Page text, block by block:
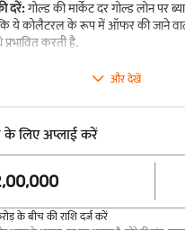
इंश्योरेंस
बीमा हमारी कस्टडी में होने पर आपकी
कवर करता है.
का विकल्प चुन सकते हैं. कृपया ध्यान दें
प्रोसेस
के लिए ऑनलाइन अप्लाई करें. जब आप
जाएंगे, तो हमारे ग्राहक प्रतिनिधि आपकी
दरें:गोल्ड की मार्केट दर गोल्ड लोन पर
ये कोलैटरल के रूप में ऑफर की जाने
करती है.
आपके गोल्ड लोन पर ब्याज
और देखें
के लिए अप्लाई करें
के बीच की राशि दर्ज करें